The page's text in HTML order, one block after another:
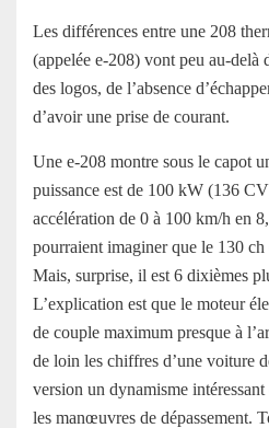
Les différences entre une 208
(appelée e-208) vont peu au-delà
des logos, de l’absence
d’avoir une prise de courant.
Une e-208 montre sous le capot
puissance est de 100 kW (136
accélération de 0 à 100 km/h en
pourraient imaginer que le 130 ch
Mais, surprise, il est 6 dixièmes
L’explication est que le moteur
de couple maximum presque à
de loin les chiffres d’une voiture
version un dynamisme
les manœuvres de dépassement.